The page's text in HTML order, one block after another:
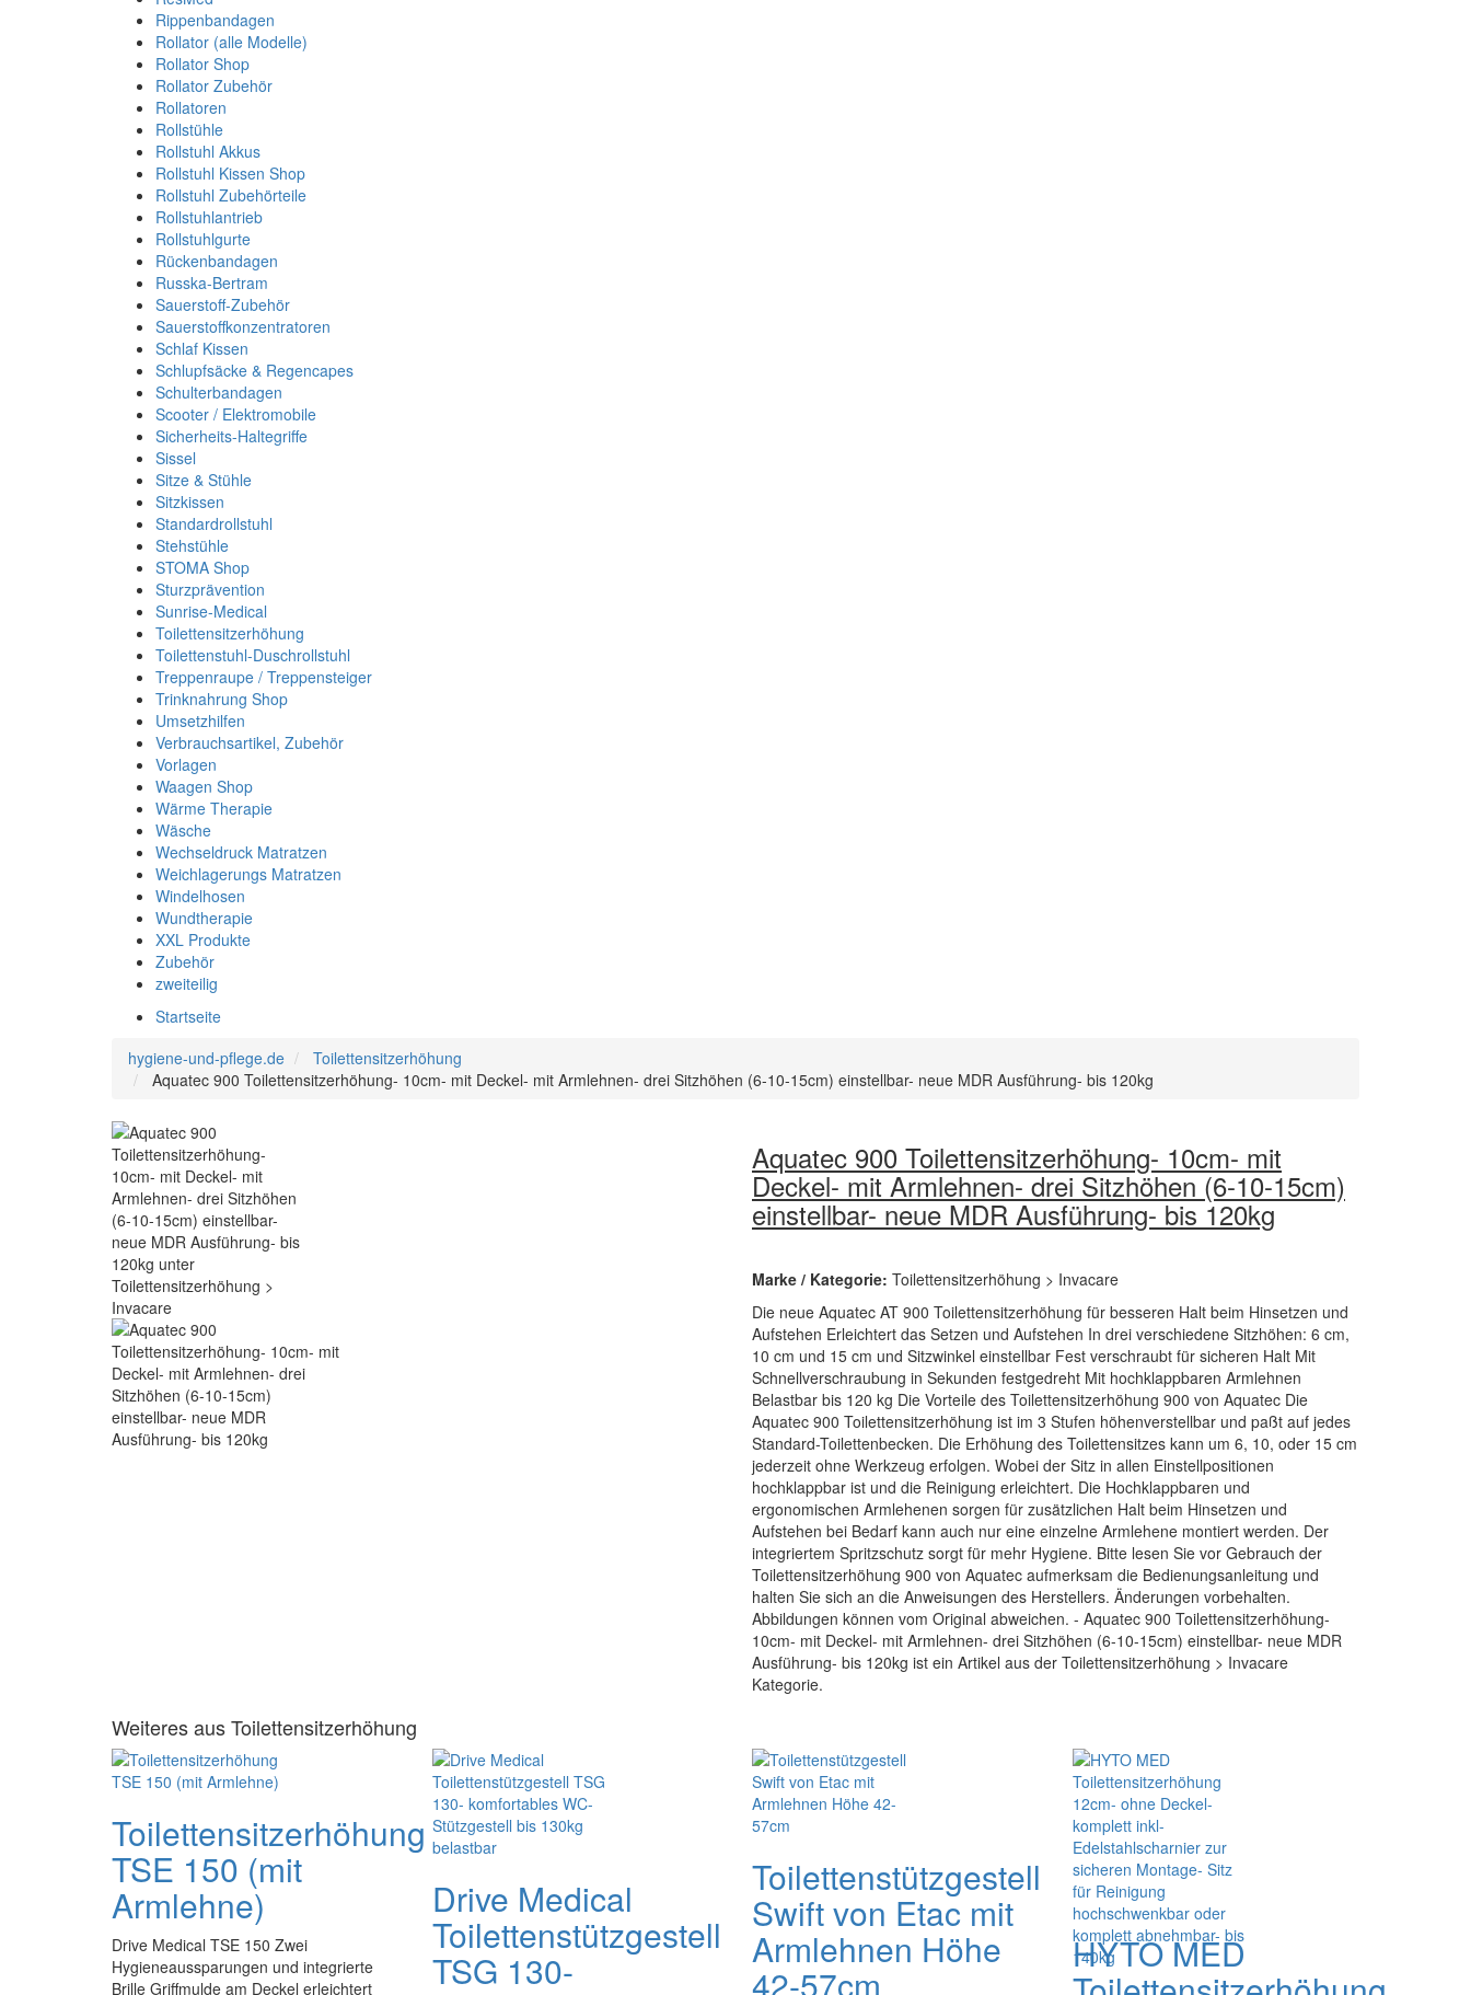
Rippenbandagen
Rollator (alle Modelle)
Rollator Shop
Rollator Zubehör
Rollatoren
Rollstühle
Rollstuhl Akkus
Rollstuhl Kissen Shop
Rollstuhl Zubehörteile
Rollstuhlantrieb
Rollstuhlgurte
Rückenbandagen
Russka-Bertram
Sauerstoff-Zubehör
Sauerstoffkonzentratoren
Schlaf Kissen
Schlupfsäcke & Regencapes
Schulterbandagen
Scooter / Elektromobile
Sicherheits-Haltegriffe
Sissel
Sitze & Stühle
Sitzkissen
Standardrollstuhl
Stehstühle
STOMA Shop
Sturzprävention
Sunrise-Medical
Toilettensitzerhöhung
Toilettenstuhl-Duschrollstuhl
Treppenraupe / Treppensteiger
Trinknahrung Shop
Umsetzhilfen
Verbrauchsartikel, Zubehör
Vorlagen
Waagen Shop
Wärme Therapie
Wäsche
Wechseldruck Matratzen
Weichlagerungs Matratzen
Windelhosen
Wundtherapie
XXL Produkte
Zubehör
zweiteilig
Startseite
hygiene-und-pflege.de
Toilettensitzerhöhung
Aquatec 900 Toilettensitzerhöhung- 10cm- mit Deckel- mit Armlehnen- drei Sitzhöhen (6-10-15cm) einstellbar- neue MDR Ausführung- bis 120kg
Aquatec 900 Toilettensitzerhöhung- 10cm- mit
Deckel- mit Armlehnen- drei Sitzhöhen (6-10-15cm)
einstellbar- neue MDR Ausführung- bis 120kg
Marke / Kategorie: Toilettensitzerhöhung > Invacare
Die neue Aquatec AT 900 Toilettensitzerhöhung für besseren Halt beim Hinsetzen und
Aufstehen Erleichtert das Setzen und Aufstehen In drei verschiedene Sitzhöhen: 6 cm,
10 cm und 15 cm und Sitzwinkel einstellbar Fest verschraubt für sicheren Halt Mit
Schnellverschraubung in Sekunden festgedreht Mit hochklappbaren Armlehnen
Belastbar bis 120 kg Die Vorteile des Toilettensitzerhöhung 900 von Aquatec Die
Aquatec 900 Toilettensitzerhöhung ist im 3 Stufen höhenverstellbar und paßt auf jedes
Standard-Toilettenbecken. Die Erhöhung des Toilettensitzes kann um 6, 10, oder 15 cm
jederzeit ohne Werkzeug erfolgen. Wobei der Sitz in allen Einstellpositionen
hochklappbar ist und die Reinigung erleichtert. Die Hochklappbaren und
ergonomischen Armlehenen sorgen für zusätzlichen Halt beim Hinsetzen und
Aufstehen bei Bedarf kann auch nur eine einzelne Armlehene montiert werden. Der
integriertem Spritzschutz sorgt für mehr Hygiene. Bitte lesen Sie vor Gebrauch der
Toilettensitzerhöhung 900 von Aquatec aufmerksam die Bedienungsanleitung und
halten Sie sich an die Anweisungen des Herstellers. Änderungen vorbehalten.
Abbildungen können vom Original abweichen. - Aquatec 900 Toilettensitzerhöhung-
10cm- mit Deckel- mit Armlehnen- drei Sitzhöhen (6-10-15cm) einstellbar- neue MDR
Ausführung- bis 120kg ist ein Artikel aus der Toilettensitzerhöhung > Invacare
Kategorie.
Weiteres aus Toilettensitzerhöhung
Toilettensitzerhöhung
TSE 150 (mit
Armlehne)
Drive Medical TSE 150 Zwei
Hygieneaussparungen und integrierte
Brille Griffmulde am Deckel erleichtert
Drive Medical
Toilettenstützgestell
TSG 130-
Toilettenstützgestell
Swift von Etac mit
Armlehnen Höhe
42-57cm
HYTO MED